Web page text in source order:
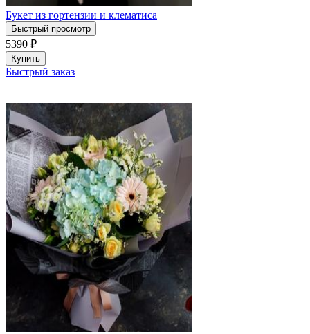
Букет из гортензии и клематиса
Быстрый просмотр
5390 ₽
Купить
Быстрый заказ